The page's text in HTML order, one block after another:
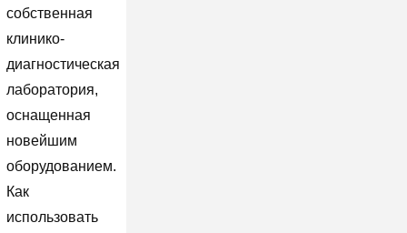
собственная
клинико-
диагностическая
лаборатория,
оснащенная
новейшим
оборудованием.
Как
использовать